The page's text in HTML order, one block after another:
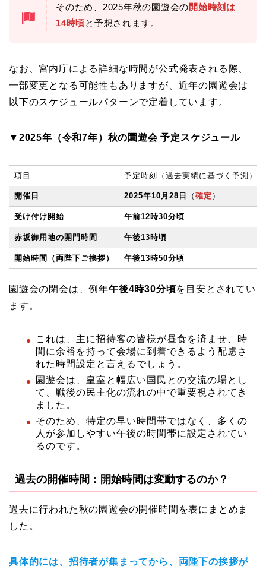
そのため、2025年秋の園遊会の開始時刻は
14時頃と予想されます。
なお、宮内庁による詳細な時間が公式発表される際、
一部変更となる可能性もありますが、近年の園遊会は
以下のスケジュールパターンで定着しています。
▼2025年（令和7年）秋の園遊会 予定スケジュール
項目 予定時刻（過去実績に基づく予測）
開催日 2025年10月28日 （ 確定 ）
受け付け開始 午前12時30分頃
赤坂御用地の開門時間 午後13時頃
開始時間（両陛下ご挨拶） 午後13時50分頃
園遊会の閉会は、例年午後4時30分頃を目安とされてい
ます。
これは、主に招待客の皆様が昼食を済ませ、時
間に余裕を持って会場に到着できるよう配慮さ
れた時間設定と言えるでしょう。
園遊会は、皇室と幅広い国民との交流の場とし
て、戦後の民主化の流れの中で重要視されてき
ました。
そのため、特定の早い時間帯ではなく、多くの
人が参加しやすい午後の時間帯に設定されてい
るのです。
過去の開催時間：開始時間は変動するのか？
過去に行われた秋の園遊会の開催時間を表にまとめま
した。
具体的には、招待者が集まってから、両陛下の挨拶が